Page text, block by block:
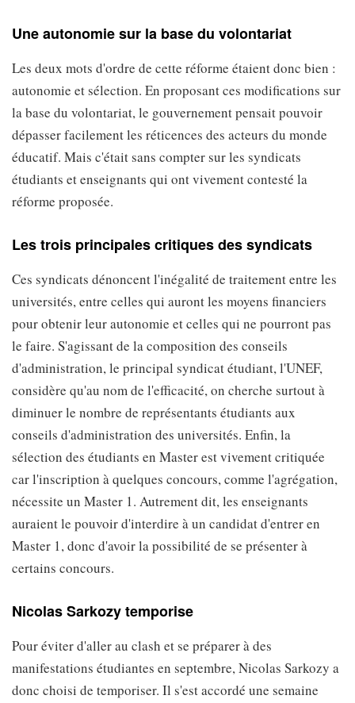
Une autonomie sur la base du volontariat
Les deux mots d'ordre de cette réforme étaient donc bien :
autonomie et sélection. En proposant ces modifications sur
la base du volontariat, le gouvernement pensait pouvoir
dépasser facilement les réticences des acteurs du monde
éducatif. Mais c'était sans compter sur les syndicats
étudiants et enseignants qui ont vivement contesté la
réforme proposée.
Les trois principales critiques des syndicats
Ces syndicats dénoncent l'inégalité de traitement entre les
universités, entre celles qui auront les moyens financiers
pour obtenir leur autonomie et celles qui ne pourront pas
le faire. S'agissant de la composition des conseils
d'administration, le principal syndicat étudiant, l'UNEF,
considère qu'au nom de l'efficacité, on cherche surtout à
diminuer le nombre de représentants étudiants aux
conseils d'administration des universités. Enfin, la
sélection des étudiants en Master est vivement critiquée
car l'inscription à quelques concours, comme l'agrégation,
nécessite un Master 1. Autrement dit, les enseignants
auraient le pouvoir d'interdire à un candidat d'entrer en
Master 1, donc d'avoir la possibilité de se présenter à
certains concours.
Nicolas Sarkozy temporise
Pour éviter d'aller au clash et se préparer à des
manifestations étudiantes en septembre, Nicolas Sarkozy a
donc choisi de temporiser. Il s'est accordé une semaine